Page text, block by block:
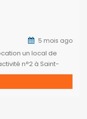
5 mois ago
un local de
n°2 à Saint-
pour le stockage de
de garage ou toute